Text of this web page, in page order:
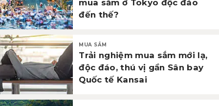
mua sắm ở Tokyo độc đáo
đến thế?
MUA SẮM
Trải nghiệm mua sắm mới lạ,
độc đáo, thú vị gần Sân bay
Quốc tế Kansai